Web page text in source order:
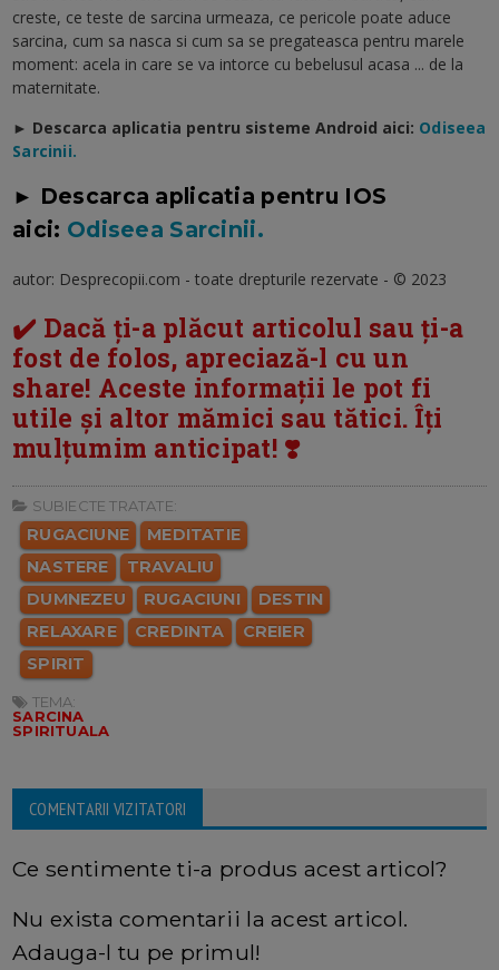
creste, ce teste de sarcina urmeaza, ce pericole poate aduce
sarcina, cum sa nasca si cum sa se pregateasca pentru marele
moment: acela in care se va intorce cu bebelusul acasa ... de la
maternitate.
► Descarca aplicatia pentru sisteme Android aici: Odiseea
Sarcinii.
► Descarca aplicatia pentru IOS
aici: Odiseea Sarcinii.
autor: Desprecopii.com - toate drepturile rezervate - © 2023
✔️ Dacă ți-a plăcut articolul sau ți-a
fost de folos, apreciază-l cu un
share! Aceste informații le pot fi
utile și altor mămici sau tătici. Îți
mulțumim anticipat! ❣️
SUBIECTE TRATATE:
RUGACIUNE
MEDITATIE
NASTERE
TRAVALIU
DUMNEZEU
RUGACIUNI
DESTIN
RELAXARE
CREDINTA
CREIER
SPIRIT
TEMA:
SARCINA
SPIRITUALA
COMENTARII VIZITATORI
Ce sentimente ti-a produs acest articol?
Nu exista comentarii la acest articol.
Adauga-l tu pe primul!